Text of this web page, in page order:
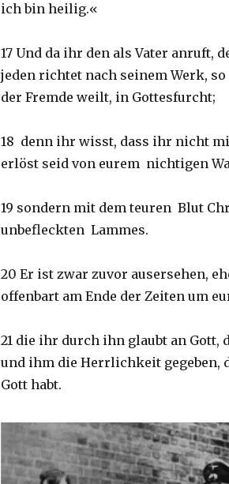
ich bin heilig.«
17 Und da ihr den als Vater anruft,
jeden richtet nach seinem Werk,
der Fremde weilt, in Gottesfurcht;
18 denn ihr wisst, dass ihr nicht
erlöst seid von eurem nichtigen
19 sondern mit dem teuren Blut
unbefleckten Lammes.
20 Er ist zwar zuvor ausersehen,
offenbart am Ende der Zeiten um
21 die ihr durch ihn glaubt an Gott,
und ihm die Herrlichkeit gegeben,
Gott habt.